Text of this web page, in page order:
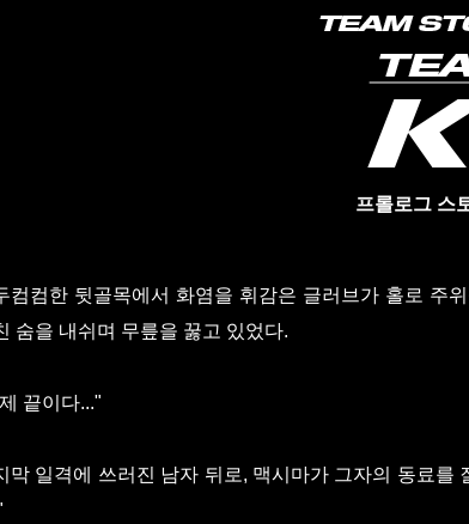
프롤로그 스
컴컴한 뒷골목에서 화염을 휘감은 글러브가 홀로 주
숨을 내쉬며 무릎을 꿇고 있었다.
끝이다..."
막 일격에 쓰러진 남자 뒤로, 맥시마가 그자의 동료를